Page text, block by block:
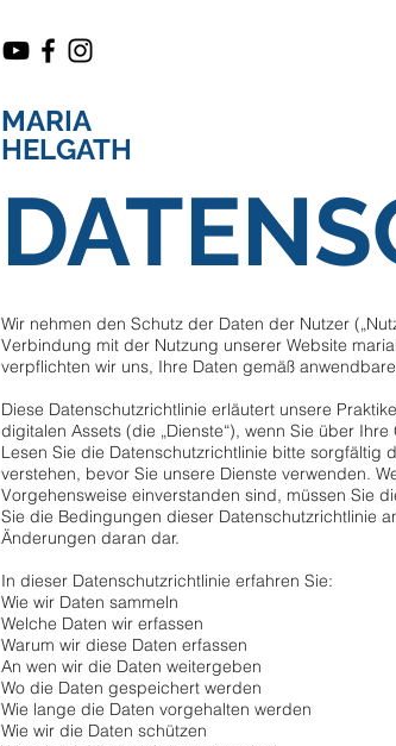
MARIA
HELGATH
Wir nehmen den Schutz der Daten der Nutzer
Verbindung mit der Nutzung unserer Website
verpflichten wir uns, Ihre Daten gemäß
Diese Datenschutzrichtlinie erläutert unsere
digitalen Assets (die „Dienste“), wenn Sie über
Lesen Sie die Datenschutzrichtlinie bitte sorgfältig
verstehen, bevor Sie unsere Dienste verwenden.
Vorgehensweise einverstanden sind, müssen Sie
Sie die Bedingungen dieser Datenschutzrichtlinie
Änderungen daran dar.
In dieser Datenschutzrichtlinie erfahren Sie:
Wie wir Daten sammeln
Welche Daten wir erfassen
Warum wir diese Daten erfassen
An wen wir die Daten weitergeben
Wo die Daten gespeichert werden
Wie lange die Daten vorgehalten werden
Wie wir die Daten schützen